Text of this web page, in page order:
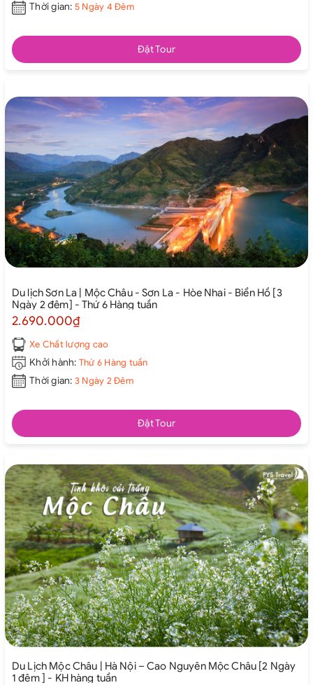
Thời gian: 5 Ngày 4 Đêm
Đặt Tour
Du lịch Sơn La | Mộc Châu - Sơn La - Hòe Nhai - Biển Hồ [3
Ngày 2 đêm] - Thứ 6 Hàng tuần
2.690.000₫
Xe Chất lượng cao
Khởi hành: Thứ 6 Hàng tuần
Thời gian: 3 Ngày 2 Đêm
Đặt Tour
Du Lịch Mộc Châu | Hà Nội – Cao Nguyên Mộc Châu [2 Ngày
1 đêm ] - KH hàng tuần